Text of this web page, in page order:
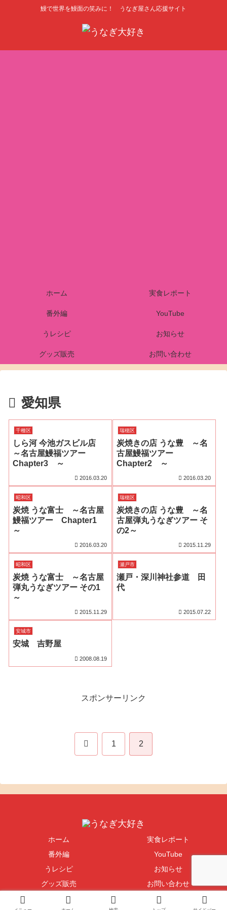
鰻で世界を鰻面の笑みに！ うなぎ屋さん応援サイト
ホーム 実食レポート
番外編 YouTube
うレシピ お知らせ
グッズ販売 お問い合わせ
愛知県
千種区
しら河 今池ガスビル店
～名古屋鰻福ツアー
Chapter3 ～
2016.03.20
瑞穂区
炭焼きの店 うな豊 ～名
古屋鰻福ツアー
Chapter2 ～
2016.03.20
昭和区
炭焼 うな富士 ～名古屋
鰻福ツアー Chapter1
～
2016.03.20
瑞穂区
炭焼きの店 うな豊 ～名
古屋弾丸うなぎツアー そ
の2～
2015.11.29
昭和区
炭焼 うな富士 ～名古屋
弾丸うなぎツアー その1
～
2015.11.29
瀬戸市
瀬戸・深川神社参道 田
代
2015.07.22
安城市
安城 吉野屋
2008.08.19
スポンサーリンク
前 1 2
ホーム
実食レポート
番外編
YouTube
うレシピ
お知らせ
グッズ販売
お問い合わせ
Copyright © 2004-2026 うなぎ大好き All Rights Reserved.